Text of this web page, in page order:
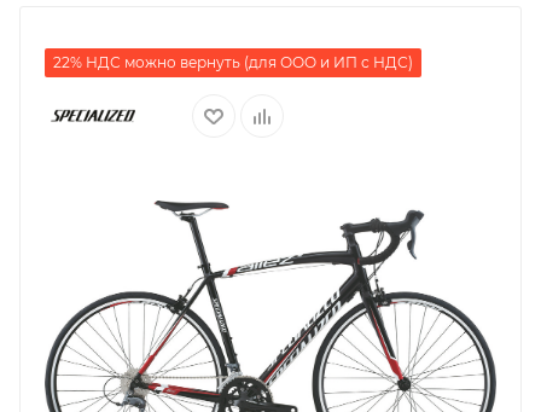
22% НДС можно вернуть (для ООО и ИП с НДС)